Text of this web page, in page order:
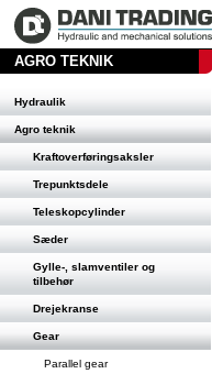
AGRO TEKNIK
Hydraulik
Agro teknik
Kraftoverføringsaksler
Trepunktsdele
Teleskopcylinder
Sæder
Gylle-, slamventiler og
tilbehør
Drejekranse
Gear
Parallel gear